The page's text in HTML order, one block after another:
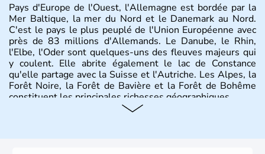
Pays d'Europe de l'Ouest, l'Allemagne est bordée par la
Mer Baltique, la mer du Nord et le Danemark au Nord.
C'est le pays le plus peuplé de l'Union Européenne avec
près de 83 millions d'Allemands. Le Danube, le Rhin,
l'Elbe, l'Oder sont quelques-uns des fleuves majeurs qui
y coulent. Elle abrite également le lac de Constance
qu'elle partage avec la Suisse et l'Autriche. Les Alpes, la
Forêt Noire, la Forêt de Bavière et la Forêt de Bohême
constituent les principales richesses géographiques.